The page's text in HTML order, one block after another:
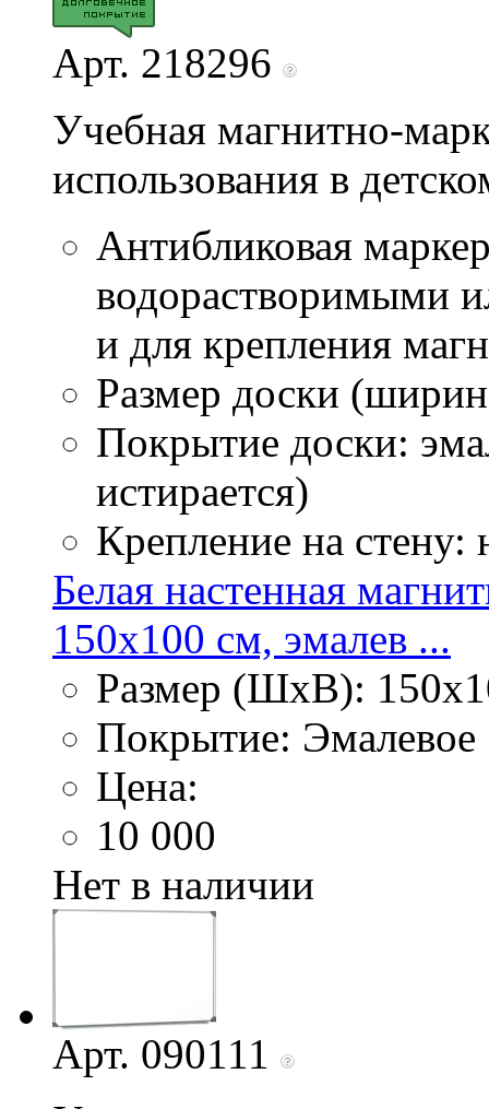
Арт. 218296
Учебная магнитно-
использования в
Антибликовая
водорастворимыми
и для крепления
Размер доски
Покрытие доски:
истирается)
Крепление на стену:
Белая настенная
150х100 см, эмалев ...
Размер (ШхВ):
Покрытие: Эмалевое
Цена:
10 000
Нет в наличии
Арт. 090111